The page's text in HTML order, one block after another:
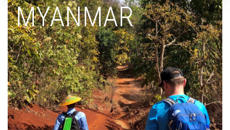
MYANMAR